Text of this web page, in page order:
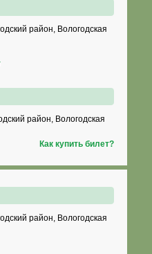
район, Вологодская
район, Вологодская
Как купить билет?
район, Вологодская